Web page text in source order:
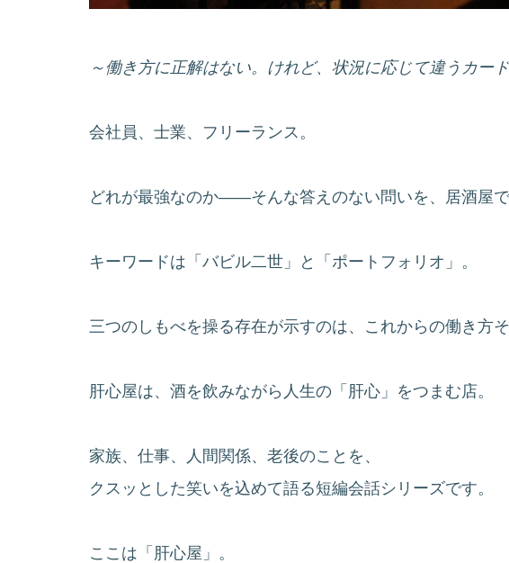
～働き方に正解はない。けれど、状況に応じて違うカー
会社員、士業、フリーランス。
どれが最強なのか――そんな答えのない問いを、居酒屋で
キーワードは「バビル二世」と「ポートフォリオ」。
三つのしもべを操る存在が示すのは、これからの働き方
肝心屋は、酒を飲みながら人生の「肝心」をつまむ店。
家族、仕事、人間関係、老後のことを、
クスッとした笑いを込めて語る短編会話シリーズです。
ここは「肝心屋」。